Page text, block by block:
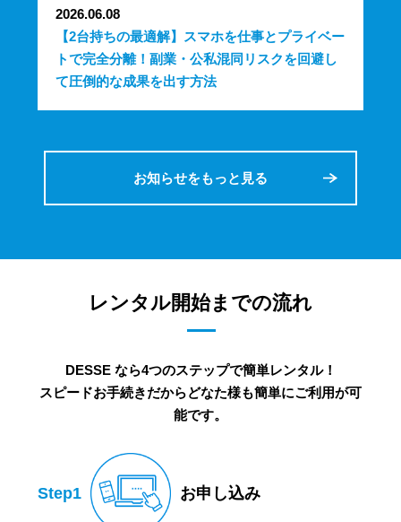
2026.06.08
【2台持ちの最適解】スマホを仕事とプライベー
トで完全分離！副業・公私混同リスクを回避し
て圧倒的な成果を出す方法
お知らせをもっと見る
レンタル開始までの流れ
DESSE なら4つのステップで簡単レンタル！
スピードお手続きだからどなた様も簡単にご利用が可
能です。
Step1 お申し込み